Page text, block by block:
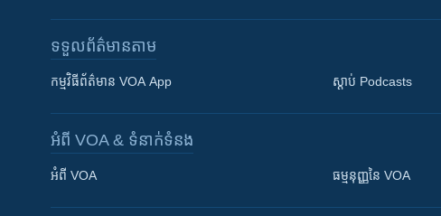
ទទួល​ព័ត៌មាន​តាម
កម្មវិធី​ព័ត៌មាន VOA App ស្តាប់ Podcasts
អំពី​ VOA & ទំនាក់ទំនង
អំពី​ VOA ធម្មនុញ្ញ​នៃ VOA